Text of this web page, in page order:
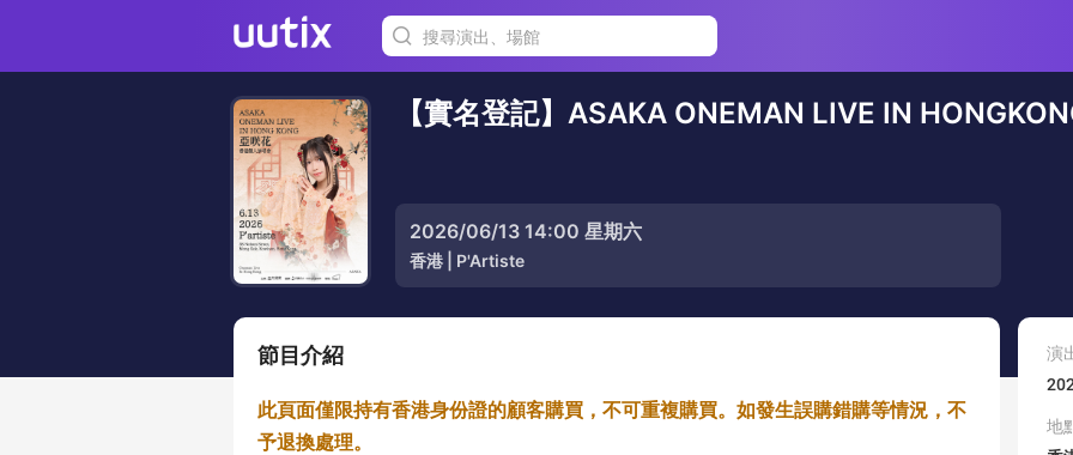
【實名登記】ASAKA ONEMAN LIVE IN
2026/06/13 14:00 星期六
香港 P'Artiste
節目介紹
此頁面僅限持有香港身份證的顧客購買，不可重複購買。如發生誤購錯購等情況，不
予退換處理。
演
地